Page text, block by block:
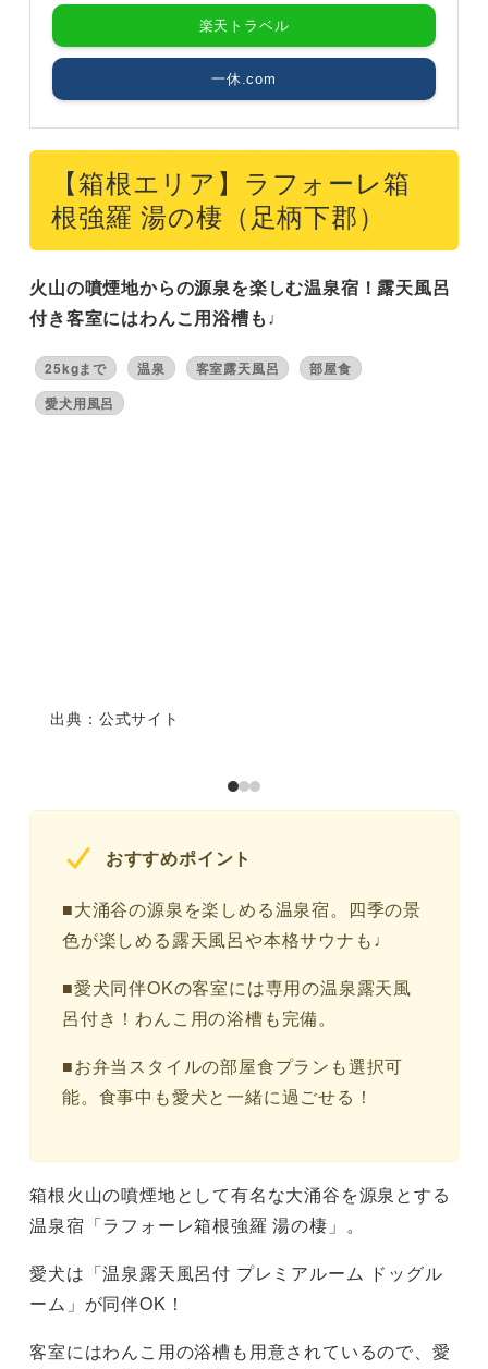
楽天トラベル
一休.com
【箱根エリア】ラフォーレ箱
根強羅 湯の棲（足柄下郡）
火山の噴煙地からの源泉を楽しむ温泉宿！露天風呂
付き客室にはわんこ用浴槽も♩
25kgまで 温泉 客室露天風呂
部屋食
愛犬用風呂
出典：公式サイト
おすすめポイント
■大涌谷の源泉を楽しめる温泉宿。四季の景
色が楽しめる露天風呂や本格サウナも♩
■愛犬同伴OKの客室には専用の温泉露天風
呂付き！わんこ用の浴槽も完備。
■お弁当スタイルの部屋食プランも選択可
能。食事中も愛犬と一緒に過ごせる！
箱根火山の噴煙地として有名な大涌谷を源泉とする
温泉宿「ラフォーレ箱根強羅 湯の棲」。
愛犬は「温泉露天風呂付 プレミアルーム ドッグル
ーム」が同伴OK！
客室にはわんこ用の浴槽も用意されているので、愛